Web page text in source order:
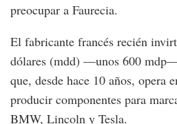
preocupar a Faurecia.
El fabricante francés recién
dólares (mdd) —unos 600
que, desde hace 10 años, opera
producir componentes para
BMW, Lincoln y Tesla.